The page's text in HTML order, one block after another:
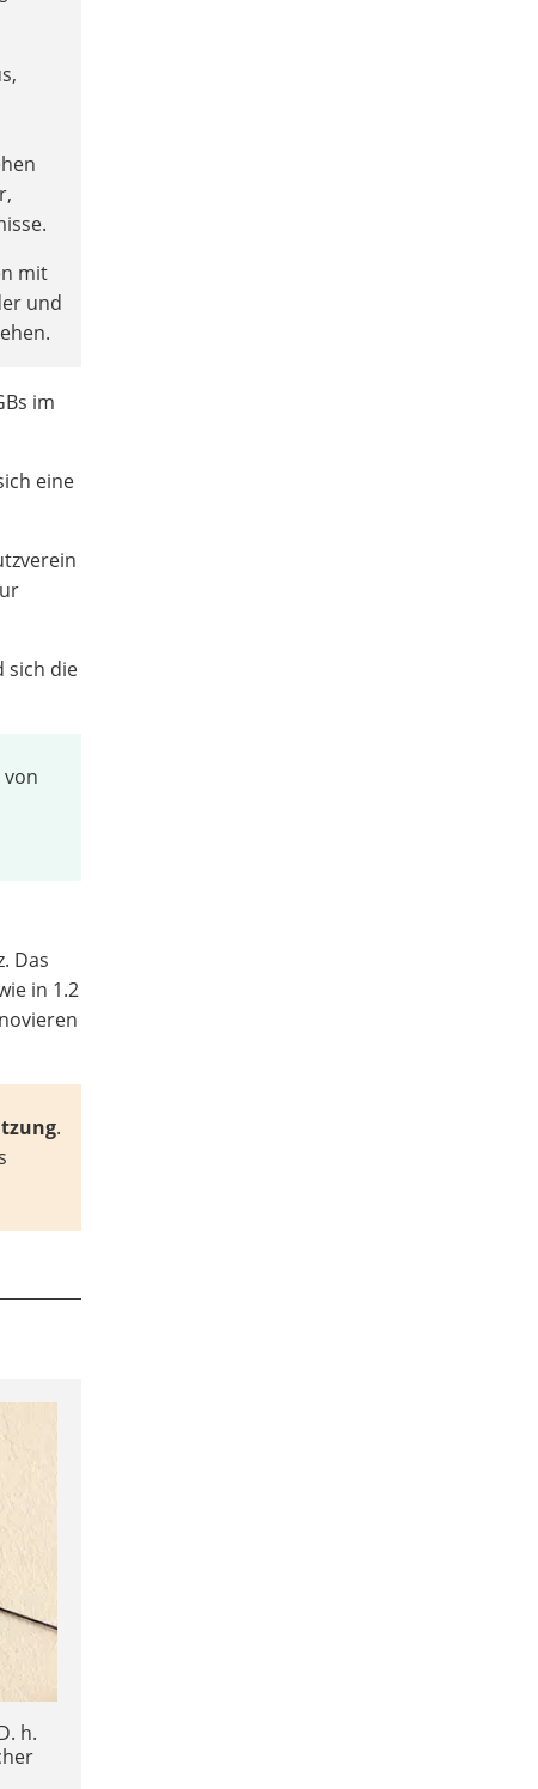
mit
und
im
eine
sich die
Das
in 1.2
.
h.